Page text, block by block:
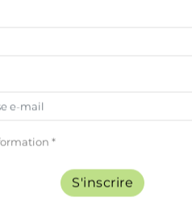
*
S'inscrire